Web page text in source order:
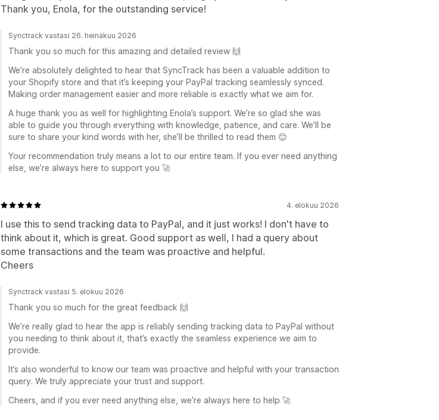
Thank you, Enola, for the outstanding service!
Synctrack vastasi 26. heinäkuu 2026
Thank you so much for this amazing and detailed review 🙌
We’re absolutely delighted to hear that SyncTrack has been a valuable addition to
your Shopify store and that it’s keeping your PayPal tracking seamlessly synced.
Making order management easier and more reliable is exactly what we aim for.
A huge thank you as well for highlighting Enola’s support. We’re so glad she was
able to guide you through everything with knowledge, patience, and care. We’ll be
sure to share your kind words with her, she’ll be thrilled to read them 😊
Your recommendation truly means a lot to our entire team. If you ever need anything
else, we’re always here to support you 🚀
4. elokuu 2026
I use this to send tracking data to PayPal, and it just works! I don't have to
think about it, which is great. Good support as well, I had a query about
some transactions and the team was proactive and helpful.
Cheers
Synctrack vastasi 5. elokuu 2026
Thank you so much for the great feedback 🙌
We’re really glad to hear the app is reliably sending tracking data to PayPal without
you needing to think about it, that’s exactly the seamless experience we aim to
provide.
It’s also wonderful to know our team was proactive and helpful with your transaction
query. We truly appreciate your trust and support.
Cheers, and if you ever need anything else, we’re always here to help 🚀